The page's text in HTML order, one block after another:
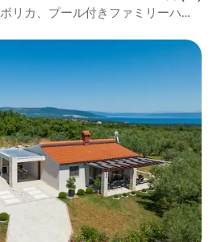
リカ、プール付きファミリーハウ
です。